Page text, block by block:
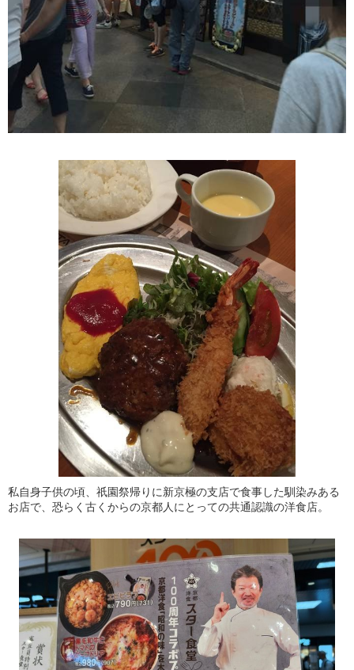
私自身子供の頃、祇園祭帰りに新京極の支店で食事した馴染みある
お店で、恐らく古くからの京都人にとっての共通認識の洋食店。